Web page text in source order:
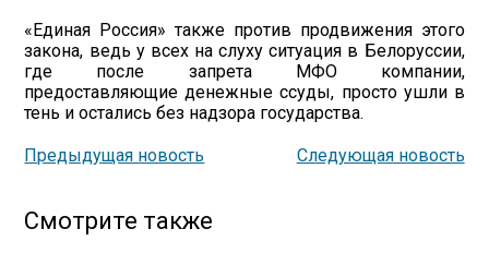
«Единая Россия» также против продвижения этого
закона, ведь у всех на слуху ситуация в Белоруссии,
где после запрета МФО компании,
предоставляющие денежные ссуды, просто ушли в
тень и остались без надзора государства.
Предыдущая новость Следующая новость
Смотрите также